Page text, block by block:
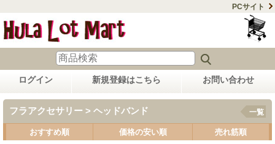
PCサイト
ログイン 新規登録はこちら お問い合わせ
フラアクセサリー > ヘッドバンド 一覧
おすすめ順 価格の安い順 売れ筋順